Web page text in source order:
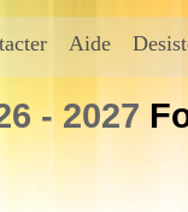
Aide
- 2027